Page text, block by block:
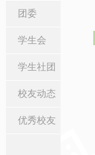
团委
学生会
学生社团
校友动态
优秀校友